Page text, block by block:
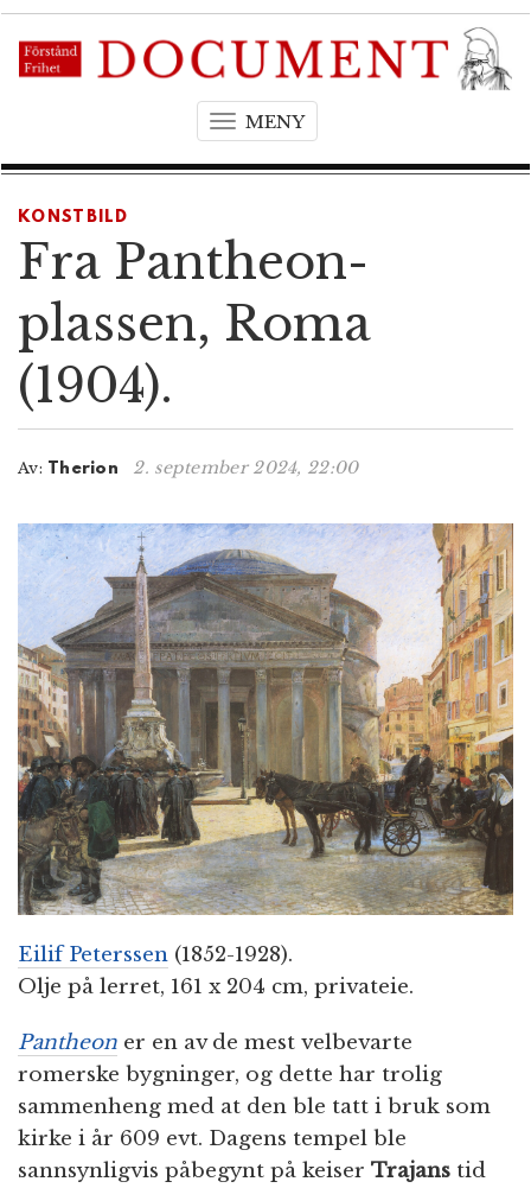
MENYT
g
e
a
o
n
KONSTBILD
Fra Pantheon-
plassen, Roma
(1904).
Av: Therion 2. september 2024, 22:00
Eilif Peterssen (1852-1928).
Olje på lerret, 161 x 204 cm, privateie.
Pantheon er en av de mest velbevarte
romerske bygninger, og dette har trolig
sammenheng med at den ble tatt i bruk som
kirke i år 609 evt. Dagens tempel ble
sannsynligvis påbegynt på keiser Trajans tid